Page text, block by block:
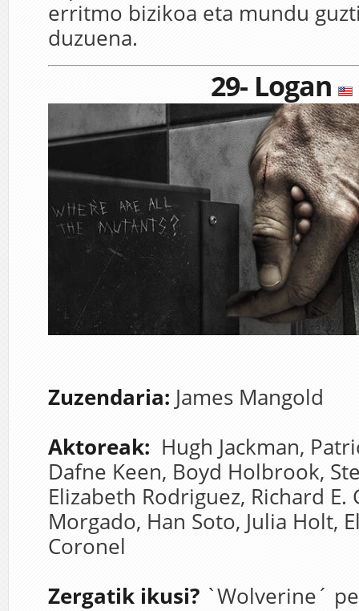
erritmo bizikoa eta mundu
duzuena.
29- Logan
Zuzendaria: James Mangold
Aktoreak: Hugh Jackman,
Dafne Keen, Boyd Holbrook,
Elizabeth Rodriguez, Richard
Morgado, Han Soto, Julia Holt,
Coronel
Zergatik ikusi? `Wolverine´